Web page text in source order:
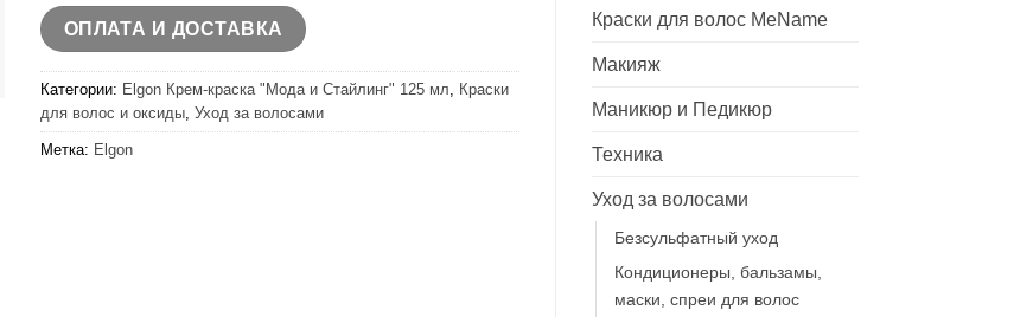
ОПЛАТА И ДОСТАВКА
Категории: Elgon Крем-краска "Мода и Стайлинг" 125 мл
Краски
для волос и оксиды Уход за волосами
Метка: Elgon
Краски для волос MeName
Макияж
Маникюр и Педикюр
Техника
Уход за волосами
Безсульфатный уход
Кондиционеры, бальзамы,
маски, спреи для волос